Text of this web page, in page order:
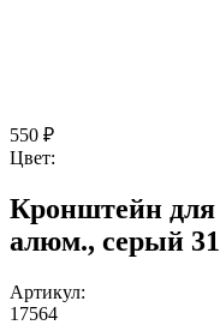
550 ₽
Цвет:
Кронштейн для
алюм., серый
Артикул:
17564